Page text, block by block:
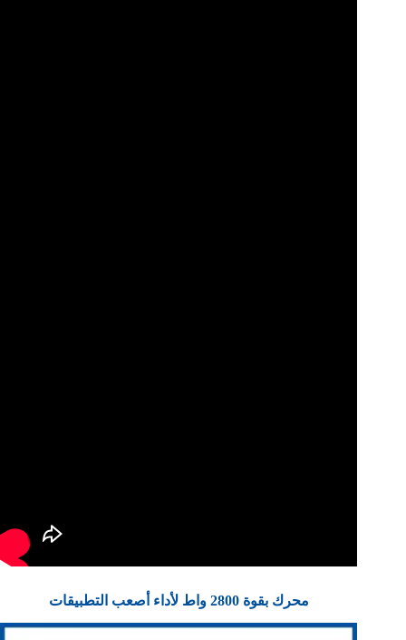
محرك بقوة 2800 واط لأداء أصعب التطبيقات